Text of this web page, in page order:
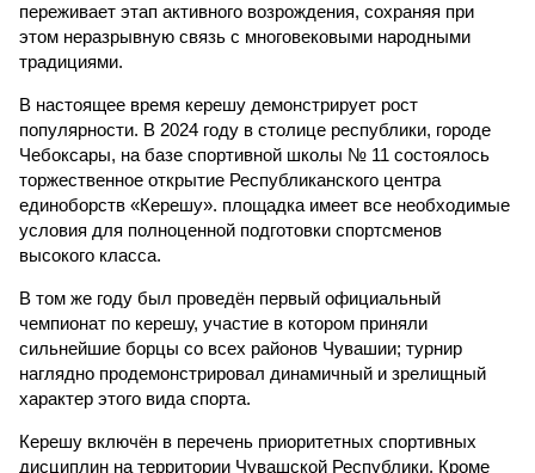
переживает этап активного возрождения, сохраняя при
этом неразрывную связь с многовековыми народными
традициями.
В настоящее время керешу демонстрирует рост
популярности. В 2024 году в столице республики, городе
Чебоксары, на базе спортивной школы № 11 состоялось
торжественное открытие Республиканского центра
единоборств «Керешу». площадка имеет все необходимые
условия для полноценной подготовки спортсменов
высокого класса.
В том же году был проведён первый официальный
чемпионат по керешу, участие в котором приняли
сильнейшие борцы со всех районов Чувашии; турнир
наглядно продемонстрировал динамичный и зрелищный
характер этого вида спорта.
Керешу включён в перечень приоритетных спортивных
дисциплин на территории Чувашской Республики. Кроме